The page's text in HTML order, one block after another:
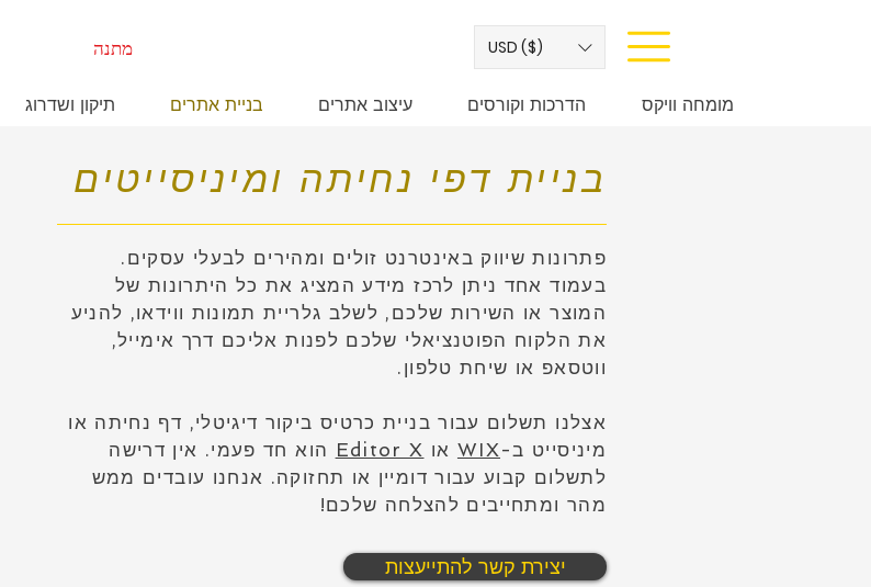
מתנה USD ($)
מומחה וויקס הדרכות וקורסים עיצוב אתרים בניית אתרים תיקון ושדרוג
בניית דפי נחיתה ומיניסייטים
פתרונות שיווק באינטרנט זולים ומהירים לבעלי עסקים.
בעמוד אחד ניתן לרכז מידע המציג את כל היתרונות של
המוצר או השירות שלכם, לשלב גלריית תמונות ווידאו, להניע
את הלקוח הפוטנציאלי שלכם לפנות אליכם דרך אימייל,
ווטסאפ או שיחת טלפון.
אצלנו תשלום עבור בניית כרטיס ביקור דיגיטלי, דף נחיתה או
מיניסייט ב-WIX או Editor X הוא חד פעמי. אין דרישה
לתשלום קבוע עבור דומיין או תחזוקה. אנחנו עובדים ממש
מהר ומתחייבים להצלחה שלכם!
יצירת קשר להתייעצות